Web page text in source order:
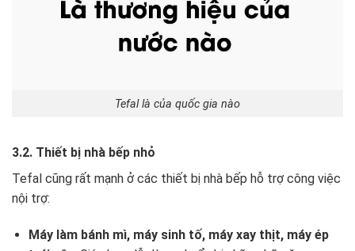
Tefal là của quốc gia nào
3.2. Thiết bị nhà bếp nhỏ
Tefal cũng rất mạnh ở các thiết bị nhà bếp hỗ trợ công việc
nội trợ:
Máy làm bánh mì, máy sinh tố, máy xay thịt, máy ép